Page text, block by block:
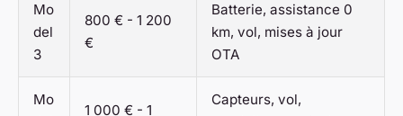
Mo
del
3
800 € - 1 200
€
Batterie, assistance 0
km, vol, mises à jour
OTA
Mo
1 000 € - 1
Capteurs, vol,